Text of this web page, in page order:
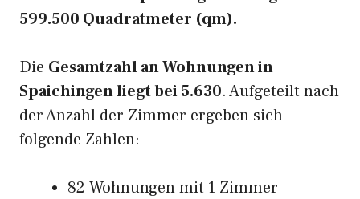
599.500 Quadratmeter (qm).
Die Gesamtzahl an Wohnungen in
Spaichingen liegt bei 5.630. Aufgeteilt nach
der Anzahl der Zimmer ergeben sich
folgende Zahlen:
82 Wohnungen mit 1 Zimmer